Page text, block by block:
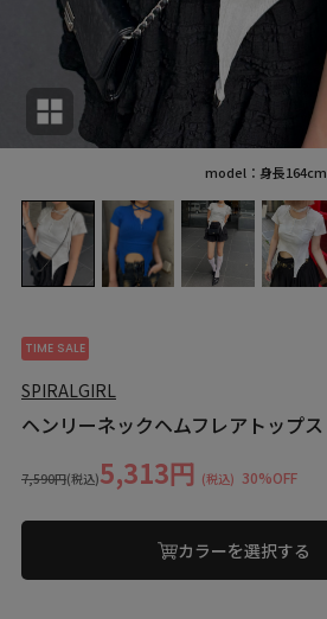
model：身長164cm
TIME SALE
SPIRALGIRL
ヘンリーネックヘムフレアトップス
7,590円(税込)5,313円 (税込) 30%OFF
カラーを選択する